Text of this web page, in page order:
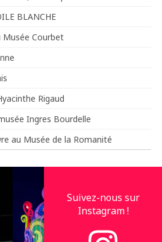
BLANCHE
Musée Courbet
Rigaud
Ingres Bourdelle
au Musée de la Romanité
Suivez-nous sur
Instagram !